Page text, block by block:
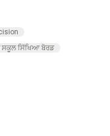
ਸਕੂਲ ਸਿੱਖਿਆ ਬੋਰਡ